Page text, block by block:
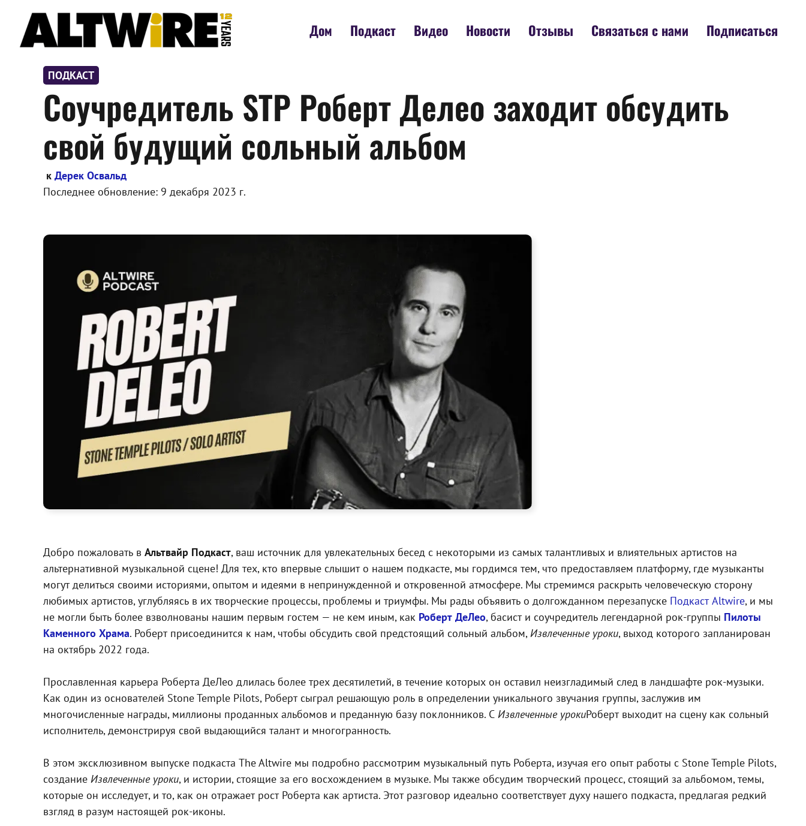
содержимому
Дом Подкаст Видео Новости Отзывы Связаться с нами Подписаться
ПОДКАСТ
Соучредитель STP Роберт Делео заходит обсудить
свой будущий сольный альбом
к Дерек Освальд
Последнее обновление: 9 декабря 2023 г.
Добро пожаловать в Альтвайр Подкаст, ваш источник для увлекательных бесед с некоторыми из самых талантливых и влиятельных артистов на
альтернативной музыкальной сцене! Для тех, кто впервые слышит о нашем подкасте, мы гордимся тем, что предоставляем платформу, где музыканты
могут делиться своими историями, опытом и идеями в непринужденной и откровенной атмосфере. Мы стремимся раскрыть человеческую сторону
любимых артистов, углубляясь в их творческие процессы, проблемы и триумфы. Мы рады объявить о долгожданном перезапуске Подкаст Altwire, и мы
не могли быть более взволнованы нашим первым гостем — не кем иным, как Роберт ДеЛео, басист и соучредитель легендарной рок-группы Пилоты
Каменного Храма. Роберт присоединится к нам, чтобы обсудить свой предстоящий сольный альбом,Извлеченные уроки, выход которого запланирован
на октябрь 2022 года.
Прославленная карьера Роберта ДеЛео длилась более трех десятилетий, в течение которых он оставил неизгладимый след в ландшафте рок-музыки.
Как один из основателей Stone Temple Pilots, Роберт сыграл решающую роль в определении уникального звучания группы, заслужив им
многочисленные награды, миллионы проданных альбомов и преданную базу поклонников. С Извлеченные урокиРоберт выходит на сцену как сольный
исполнитель, демонстрируя свой выдающийся талант и многогранность.
В этом эксклюзивном выпуске подкаста The Altwire мы подробно рассмотрим музыкальный путь Роберта, изучая его опыт работы с Stone Temple Pilots,
создание Извлеченные уроки, и истории, стоящие за его восхождением в музыке. Мы также обсудим творческий процесс, стоящий за альбомом, темы,
которые он исследует, и то, как он отражает рост Роберта как артиста. Этот разговор идеально соответствует духу нашего подкаста, предлагая редкий
взгляд в разум настоящей рок-иконы.